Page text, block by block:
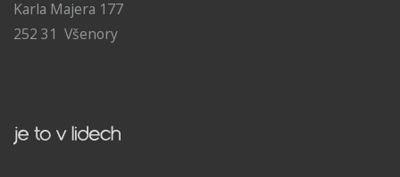
Karla Majera 177
252 31 Všenory